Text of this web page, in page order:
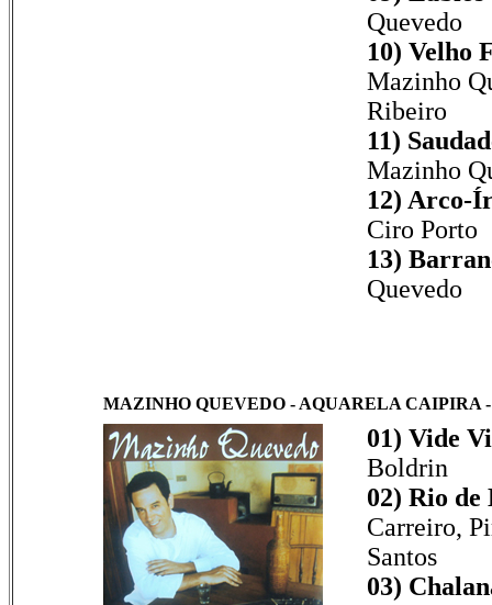
Quevedo
10) Velho
Mazinho
Ribeiro
11)
Mazinho
12) Arco-
Ciro Porto
13)
Quevedo
MAZINHO QUEVEDO - AQUARELA CAIPIRA
01) Vide
Boldrin
02) Rio
Carreiro,
Santos
03)